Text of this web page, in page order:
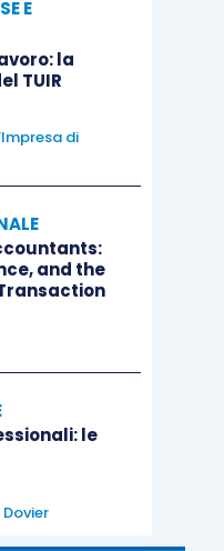
E
la
TUIR
di
and the
le